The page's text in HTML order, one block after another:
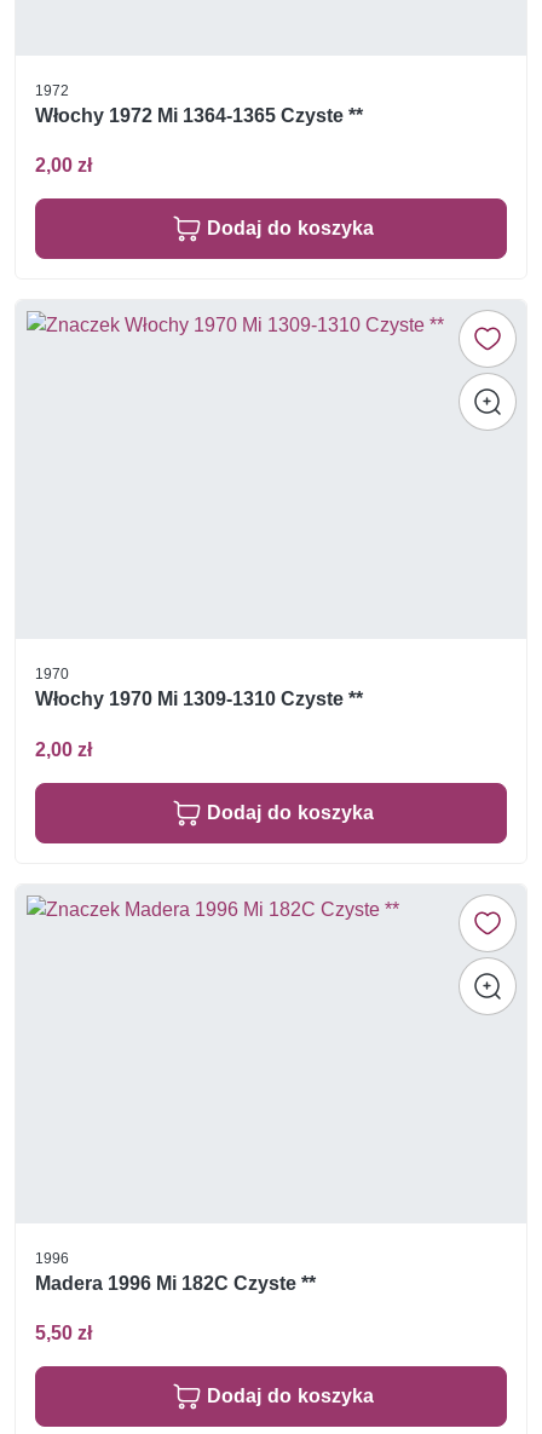
1972
Włochy 1972 Mi 1364-1365 Czyste **
2,00 zł
Dodaj do koszyka
1970
Włochy 1970 Mi 1309-1310 Czyste **
2,00 zł
Dodaj do koszyka
1996
Madera 1996 Mi 182C Czyste **
5,50 zł
Dodaj do koszyka